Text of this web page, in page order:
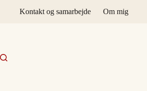
Kontakt og samarbejde Om mig